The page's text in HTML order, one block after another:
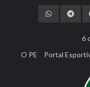
6
O PE
Portal